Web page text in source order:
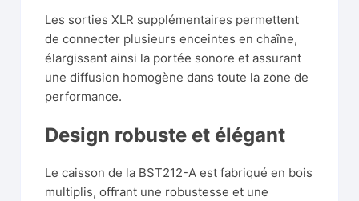
Les sorties XLR supplémentaires permettent
de connecter plusieurs enceintes en chaîne,
élargissant ainsi la portée sonore et assurant
une diffusion homogène dans toute la zone de
performance.
Design robuste et élégant
Le caisson de la BST212-A est fabriqué en bois
multiplis, offrant une robustesse et une